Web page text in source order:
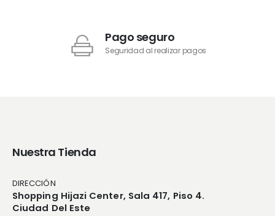
Pago seguro
Seguridad al realizar pagos
Nuestra Tienda
DIRECCIÓN
Shopping Hijazi Center, Sala 417, Piso 4.
Ciudad Del Este